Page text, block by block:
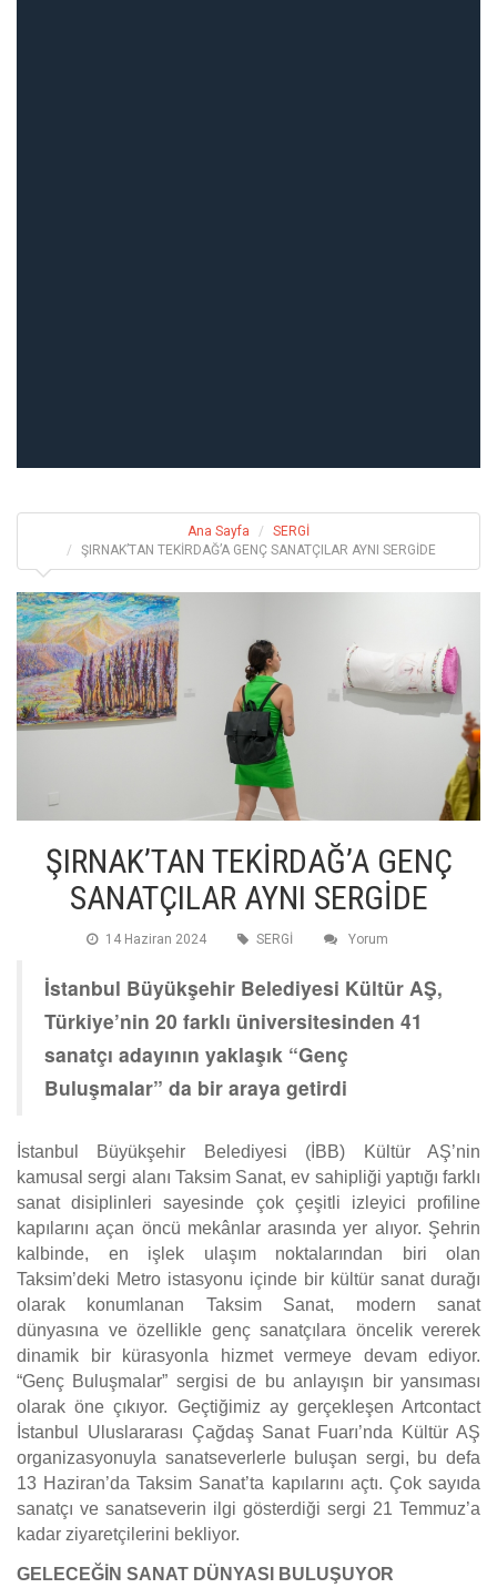
Ana Sayfa
SERGİ
ŞIRNAK’TAN TEKİRDAĞ’A GENÇ SANATÇILAR AYNI SERGİDE
ŞIRNAK’TAN TEKİRDAĞ’A GENÇ
SANATÇILAR AYNI SERGİDE
14 Haziran 2024 SERGİ Yorum
İstanbul Büyükşehir Belediyesi Kültür AŞ,
Türkiye’nin 20 farklı üniversitesinden 41
sanatçı adayının yaklaşık “Genç
Buluşmalar” da bir araya getirdi
İstanbul Büyükşehir Belediyesi (İBB) Kültür AŞ’nin
kamusal sergi alanı Taksim Sanat, ev sahipliği yaptığı farklı
sanat disiplinleri sayesinde çok çeşitli izleyici profiline
kapılarını açan öncü mekânlar arasında yer alıyor. Şehrin
kalbinde, en işlek ulaşım noktalarından biri olan
Taksim’deki Metro istasyonu içinde bir kültür sanat durağı
olarak konumlanan Taksim Sanat, modern sanat
dünyasına ve özellikle genç sanatçılara öncelik vererek
dinamik bir kürasyonla hizmet vermeye devam ediyor.
“Genç Buluşmalar” sergisi de bu anlayışın bir yansıması
olarak öne çıkıyor. Geçtiğimiz ay gerçekleşen Artcontact
İstanbul Uluslararası Çağdaş Sanat Fuarı’nda Kültür AŞ
organizasyonuyla sanatseverlerle buluşan sergi, bu defa
13 Haziran’da Taksim Sanat’ta kapılarını açtı. Çok sayıda
sanatçı ve sanatseverin ilgi gösterdiği sergi 21 Temmuz’a
kadar ziyaretçilerini bekliyor.
GELECEĞİN SANAT DÜNYASI BULUŞUYOR